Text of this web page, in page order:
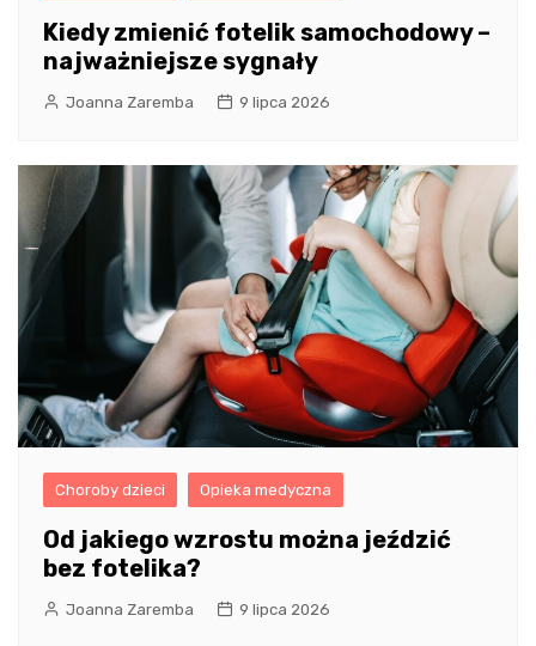
Kiedy zmienić fotelik samochodowy –
najważniejsze sygnały
Joanna Zaremba 9 lipca 2026
Choroby dzieci Opieka medyczna
Od jakiego wzrostu można jeździć
bez fotelika?
Joanna Zaremba 9 lipca 2026